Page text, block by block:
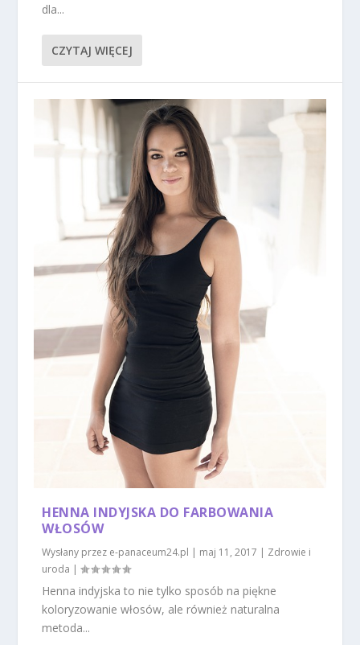
dla...
CZYTAJ WIĘCEJ
HENNA INDYJSKA DO FARBOWANIA
WŁOSÓW
Wysłany przez e-panaceum24.pl | maj 11, 2017 | Zdrowie i
uroda |
Henna indyjska to nie tylko sposób na piękne
koloryzowanie włosów, ale również naturalna
metoda...